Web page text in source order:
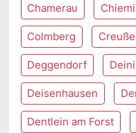
Chamerau
Colmberg
Deggendorf
Deisenhausen
Dentlein am Forst